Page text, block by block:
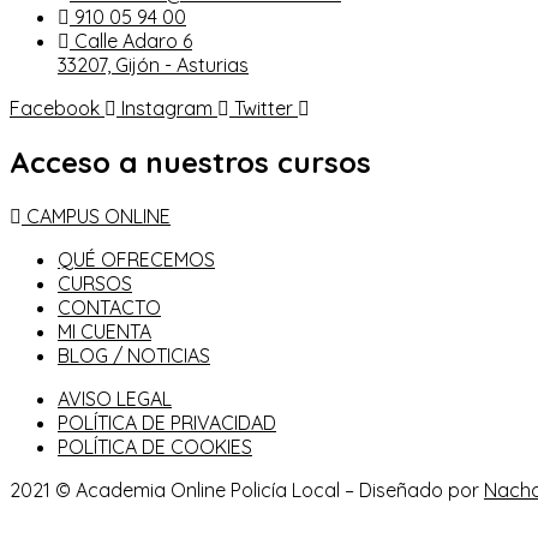
910 05 94 00
Calle Adaro 6
33207, Gijón - Asturias
Facebook
Instagram Twitter
Acceso a nuestros cursos
CAMPUS ONLINE
QUÉ OFRECEMOS
CURSOS
CONTACTO
MI CUENTA
BLOG / NOTICIAS
AVISO LEGAL
POLÍTICA DE PRIVACIDAD
POLÍTICA DE COOKIES
2021 © Academia Online Policía Local – Diseñado por